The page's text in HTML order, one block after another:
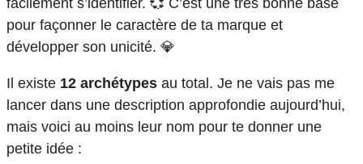
pour façonner le caractère de ta marque et
développer son unicité. 💎
Il existe 12 archétypes au total. Je ne vais pas me
lancer dans une description approfondie aujourd’hui,
mais voici au moins leur nom pour te donner une
petite idée :